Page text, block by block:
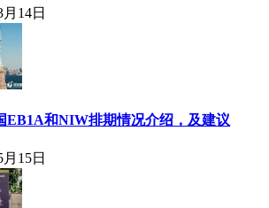
14日
EB1A和NIW排期情况介绍，及建议
15日